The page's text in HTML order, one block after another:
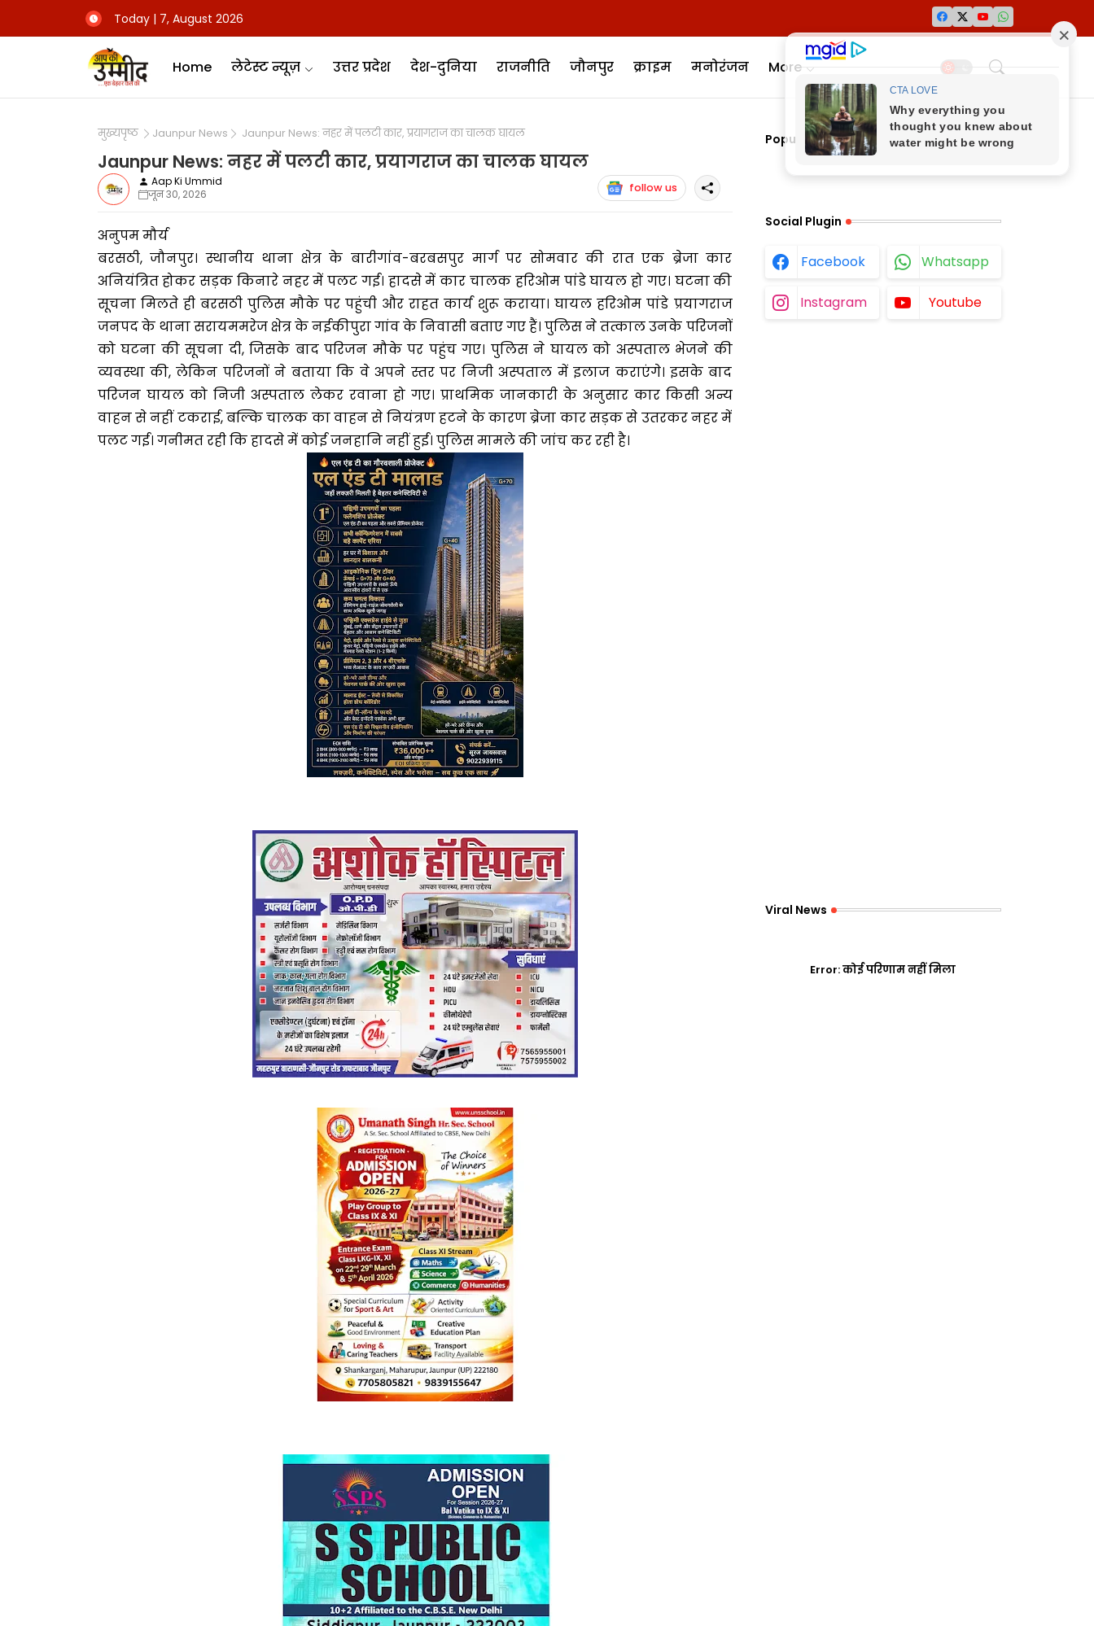
Today | 7, August 2026
Home लेटेस्ट न्यूज़ उत्तर प्रदेश देश-दुनिया राजनीति जौनपुर क्राइम मनोरंजन More
मुख्यपृष्ठ Jaunpur News Jaunpur News: नहर में पलटी कार, प्रयागराज का चालक घायल
Jaunpur News: नहर में पलटी कार, प्रयागराज का चालक घायल
Aap Ki Ummid
जून 30, 2026
follow us
अनुपम मौर्य
बरसठी, जौनपुर। स्थानीय थाना क्षेत्र के बारीगांव-बरबसपुर मार्ग पर सोमवार की रात एक ब्रेजा कार
अनियंत्रित होकर सड़क किनारे नहर में पलट गई। हादसे में कार चालक हरिओम पांडे घायल हो गए। घटना की
सूचना मिलते ही बरसठी पुलिस मौके पर पहुंची और राहत कार्य शुरू कराया। घायल हरिओम पांडे प्रयागराज
जनपद के थाना सरायममरेज क्षेत्र के नईकीपुरा गांव के निवासी बताए गए हैं। पुलिस ने तत्काल उनके परिजनों
को घटना की सूचना दी, जिसके बाद परिजन मौके पर पहुंच गए। पुलिस ने घायल को अस्पताल भेजने की
व्यवस्था की, लेकिन परिजनों ने बताया कि वे अपने स्तर पर निजी अस्पताल में इलाज कराएंगे। इसके बाद
परिजन घायल को निजी अस्पताल लेकर रवाना हो गए। प्राथमिक जानकारी के अनुसार कार किसी अन्य
वाहन से नहीं टकराई, बल्कि चालक का वाहन से नियंत्रण हटने के कारण ब्रेजा कार सड़क से उतरकर नहर में
पलट गई। गनीमत रही कि हादसे में कोई जनहानि नहीं हुई। पुलिस मामले की जांच कर रही है।
Popular Posts
Social Plugin
Facebook Whatsapp
Instagram Youtube
Viral News
Error:कोई परिणाम नहीं मिला